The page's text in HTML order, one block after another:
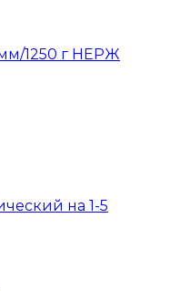
1250 г НЕРЖ